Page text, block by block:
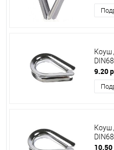
Коуш
9.20
Коуш
10.50